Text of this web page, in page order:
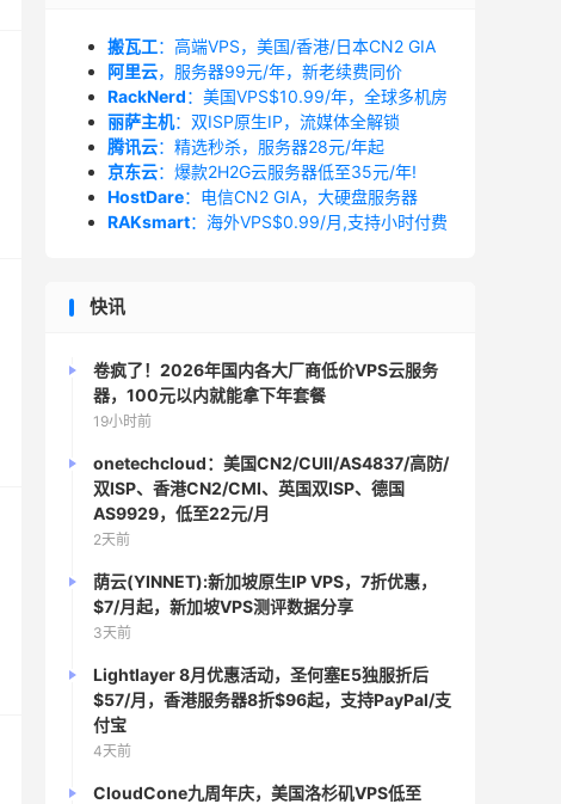
搬瓦工：高端VPS，美国/香港/日本CN2 GIA
阿里云，服务器99元/年，新老续费同价
RackNerd：美国VPS$10.99/年，全球多机房
丽萨主机：双ISP原生IP，流媒体全解锁
腾讯云：精选秒杀，服务器28元/年起
京东云：爆款2H2G云服务器低至35元/年!
HostDare：电信CN2 GIA，大硬盘服务器
RAKsmart：海外VPS$0.99/月,支持小时付费
快讯
卷疯了！2026年国内各大厂商低价VPS云服务
器，100元以内就能拿下年套餐
19小时前
onetechcloud：美国CN2/CUII/AS4837/高防/
双ISP、香港CN2/CMI、英国双ISP、德国
AS9929，低至22元/月
2天前
荫云(YINNET):新加坡原生IP VPS，7折优惠，
$7/月起，新加坡VPS测评数据分享
3天前
Lightlayer 8月优惠活动，圣何塞E5独服折后
$57/月，香港服务器8折$96起，支持PayPal/支
付宝
4天前
CloudCone九周年庆，美国洛杉矶VPS低至